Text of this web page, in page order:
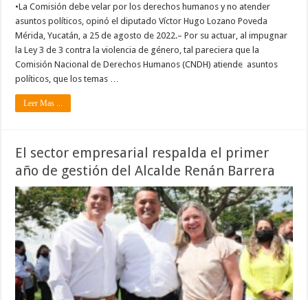
•La Comisión debe velar por los derechos humanos y no atender
asuntos políticos, opinó el diputado Víctor Hugo Lozano Poveda
Mérida, Yucatán, a 25 de agosto de 2022.– Por su actuar, al impugnar
la Ley 3 de 3 contra la violencia de género, tal pareciera que la
Comisión Nacional de Derechos Humanos (CNDH) atiende asuntos
políticos, que los temas …
Leer Mas ...
El sector empresarial respalda el primer
año de gestión del Alcalde Renán Barrera